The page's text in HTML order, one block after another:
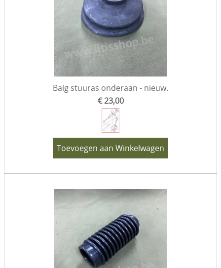
Balg stuuras onderaan - nieuw.
€ 23,00
Toevoegen aan Winkelwagen